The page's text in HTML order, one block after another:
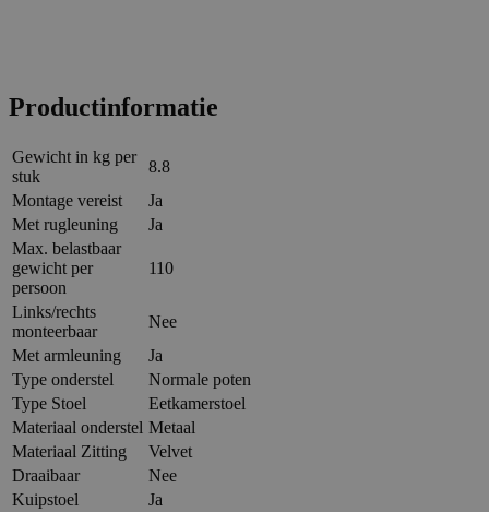
Productinformatie
Gewicht in kg per
stuk
8.8
Montage vereist
Ja
Met rugleuning
Ja
Max. belastbaar
gewicht per
persoon
110
Links/rechts
monteerbaar
Nee
Met armleuning
Ja
Type onderstel
Normale poten
Type Stoel
Eetkamerstoel
Materiaal onderstel Metaal
Materiaal Zitting
Velvet
Draaibaar
Nee
Kuipstoel
Ja